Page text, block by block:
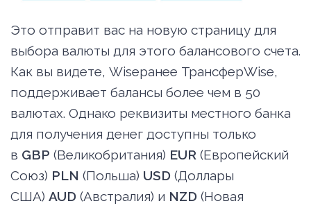
Это отправит вас на новую страницу для
выбора валюты для этого балансового счета.
Как вы видете, Wiseранее ТрансферWise,
поддерживает балансы более чем в 50
валютах. Однако реквизиты местного банка
для получения денег доступны только
в GBP (Великобритания) EUR (Европейский
Союз) PLN (Польша) USD (Доллары
США) AUD (Австралия) и NZD (Новая